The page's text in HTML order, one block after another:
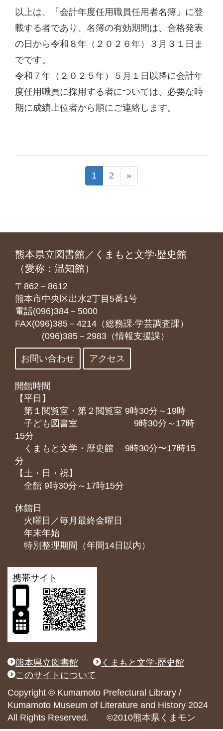
以上は、「会計年度任用職員任用者名簿」に登
載する者であり、名簿の有効期間は、合格発表
の日から令和８年（２０２６年）３月３１日ま
でです。
令和７年（２０２５年）５月１日以降に会計年
度任用職員に採用する者については、必要な時
期に成績上位者から順にご連絡します。
1 2 »
熊本県立図書館／くまもと文学‧歴史館
（愛称：温知館）
〒862－8612
熊本市中央区出水2丁目5番1号
電話(096)384－5000
FAX(096)385－4214（総務課‧学芸調査課）
(096)385－2983（情報支援課）
お問い合わせ アクセス
開館時間
【平日】
第１閲覧室・第２閲覧室 9時30分～19時
子ども図書室 9時30分～17時
15分
くまもと⽂学・歴史館 9時30分〜17時15
分
【土・日・祝】
全館 9時30分～17時15分
休館日
火曜日／毎月最終金曜日
年末年始
特別整理期間（年間14日以内）
携帯サイト
熊本県立図書館
くまもと文学‧歴史館
このサイトについて
Copyright © Kumamoto Prefectural Library /
Kumamoto Museum of Literature and History 2024
All Rights Reserved. ©2010熊本県くまモン